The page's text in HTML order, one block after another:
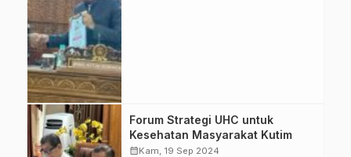
2024, fokus pada
penyerapan
anggaran dan
pembangunan
daerah. (Foto:
Istimewa)
BPJS Kesehatan
dan Pemkab
Kutim gelar forum
Forum Strategi UHC untuk
Kesehatan Masyarakat Kutim
calendar_monthKam, 19 Sep 2024